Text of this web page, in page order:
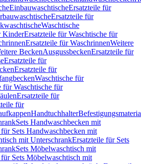
EinbauwaschtischeErsatzteile für
Ersatzteile für
Waschtische
KinderErsatzteile für Waschtische für
Ersatzteile für WaschrinnenWeitere
BeckenAusgussbeckenErsatzteile für
Ersatzteile für
Ersatzteile für
Waschtische für
für Waschtische für
Ersatzteile für
für
Handtuchhalter
Sets Handwaschbecken mit
Sets Handwaschbecken mit
mit UnterschrankErsatzteile für Sets
Sets Möbelwaschtisch mit
Sets Möbelwaschtisch mit